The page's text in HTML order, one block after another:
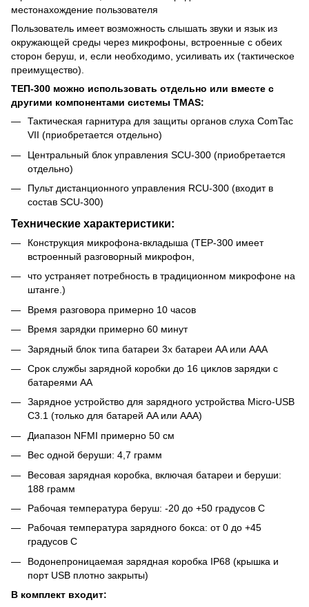
местонахождение пользователя
Пользователь имеет возможность слышать звуки и язык из
окружающей среды через микрофоны, встроенные с обеих
сторон беруш, и, если необходимо, усиливать их (тактическое
преимущество).
ТЕП-300 можно использовать отдельно или вместе с
другими компонентами системы TMAS:
Тактическая гарнитура для защиты органов слуха ComTac
VII (приобретается отдельно)
Центральный блок управления SCU-300 (приобретается
отдельно)
Пульт дистанционного управления RCU-300 (входит в
состав SCU-300)
Технические характеристики:
Конструкция микрофона-вкладыша (TEP-300 имеет
встроенный разговорный микрофон,
что устраняет потребность в традиционном микрофоне на
штанге.)
Время разговора примерно 10 часов
Время зарядки примерно 60 минут
Зарядный блок типа батареи 3x батареи AA или AAA
Срок службы зарядной коробки до 16 циклов зарядки с
батареями AA
Зарядное устройство для зарядного устройства Micro-USB
C3.1 (только для батарей AA или AAA)
Диапазон NFMI примерно 50 см
Вес одной беруши: 4,7 грамм
Весовая зарядная коробка, включая батареи и беруши:
188 грамм
Рабочая температура беруш: -20 до +50 градусов С
Рабочая температура зарядного бокса: от 0 до +45
градусов С
Водонепроницаемая зарядная коробка IP68 (крышка и
порт USB плотно закрыты)
В комплект входит: